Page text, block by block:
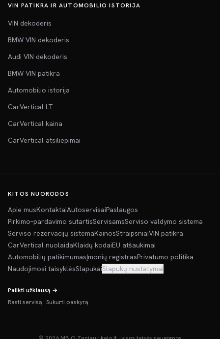
VIN PATIKRA IR AUTOMOBILIO ISTORIJA
VIN dekoderis
BMW VIN dekoderis
Audi VIN dekoderis
BMW VIN patikra
Automobilio istorija
CarVertical LT
CarVertical kaina
CarVertical atsiliepimai
KITOS NUORODOS
Apie musKontaktaiAutoservisaiPaslaugos
Pirkimo–pardavimo sutartisServisamsServiso valdymo sistema
Serviso rezervacijų sistemaKainosStraipsniaiVIN patikra
CarVertical nuolaidaKlaidų kodaiEU atšaukimai
Automobilių patikimumasĮmonių registrasPrivatumo politika
Naudojimosi taisyklėsSlapukaiSlapukų nustatymai
Palikti užklausą →
Rasti servisą · Sukurti paskyrą